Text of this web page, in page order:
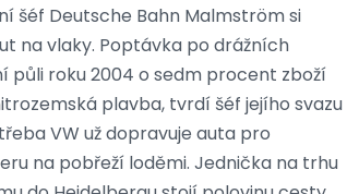
šéf Deutsche Bahn Malmström si
na vlaky. Poptávka po drážních
půli roku 2004 o sedm procent zboží
plavba, tvrdí šéf jejího svazu
VW už dopravuje auta pro
na pobřeží loděmi. Jednička na trhu